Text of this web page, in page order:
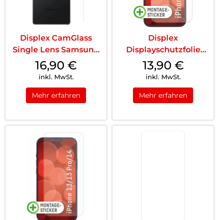
Displex CamGlass
Single Lens Samsung
Galaxy S26 Ul...
16,90 €
inkl. MwSt.
Mehr erfahren
Displex
Displayschutzfolie
(9H) iPhone 12/12 Pro
T...
13,90 €
inkl. MwSt.
Mehr erfahren